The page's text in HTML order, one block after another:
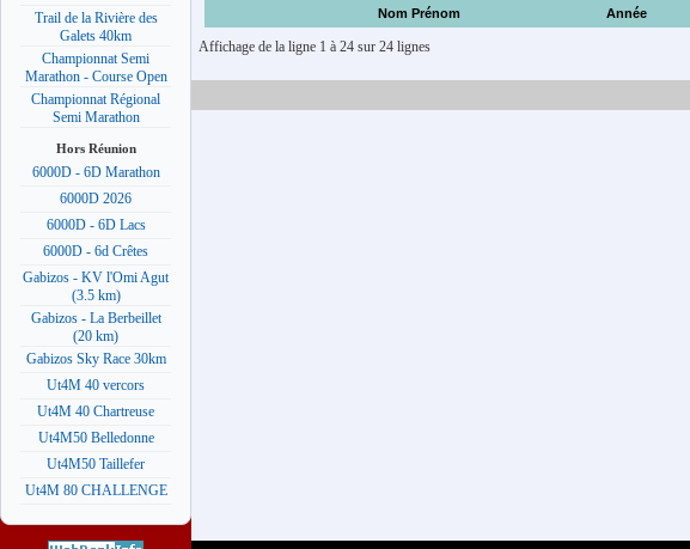
Trail de la Rivière des
Galets 40km
Championnat Semi
Marathon - Course Open
Championnat Régional
Semi Marathon
Hors Réunion
6000D - 6D Marathon
6000D 2026
6000D - 6D Lacs
6000D - 6d Crêtes
Gabizos - KV l'Omi Agut
(3.5 km)
Gabizos - La Berbeillet
(20 km)
Gabizos Sky Race 30km
Ut4M 40 vercors
Ut4M 40 Chartreuse
Ut4M50 Belledonne
Ut4M50 Taillefer
Ut4M 80 CHALLENGE
Nom Prénom Année
Affichage de la ligne 1 à 24 sur 24 lignes